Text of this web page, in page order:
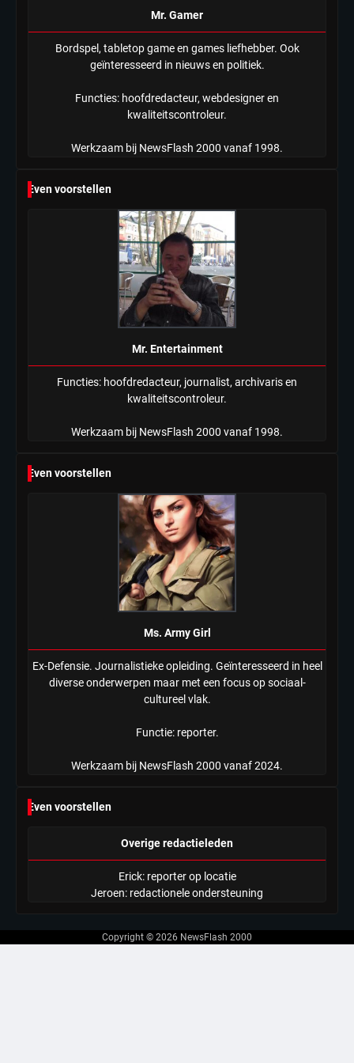
Mr. Gamer
Bordspel, tabletop game en games liefhebber. Ook
geïnteresseerd in nieuws en politiek.
Functies: hoofdredacteur, webdesigner en
kwaliteitscontroleur.
Werkzaam bij NewsFlash 2000 vanaf 1998.
Even voorstellen
Mr. Entertainment
Functies: hoofdredacteur, journalist, archivaris en
kwaliteitscontroleur.
Werkzaam bij NewsFlash 2000 vanaf 1998.
Even voorstellen
Ms. Army Girl
Ex-Defensie. Journalistieke opleiding. Geïnteresseerd in heel
diverse onderwerpen maar met een focus op sociaal-
cultureel vlak.
Functie: reporter.
Werkzaam bij NewsFlash 2000 vanaf 2024.
Even voorstellen
Overige redactieleden
Erick: reporter op locatie
Jeroen: redactionele ondersteuning
Copyright © 2026 NewsFlash 2000